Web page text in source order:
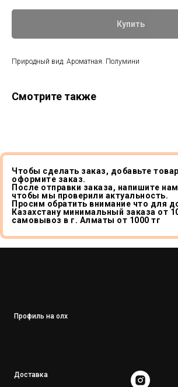
Купить
Природный вид. Ароматная. Полумини
Смотрите также
Чтобы сделать заказ, добавьте
оформите заказ.
После отправки заказа, напишите
чтобы мы проверили актуальность.
Просим обратить внимание что для
Казахстану минимальный заказа от
самовывоз в г. Алматы от 1000 тг
Профиль на олх
Доставка